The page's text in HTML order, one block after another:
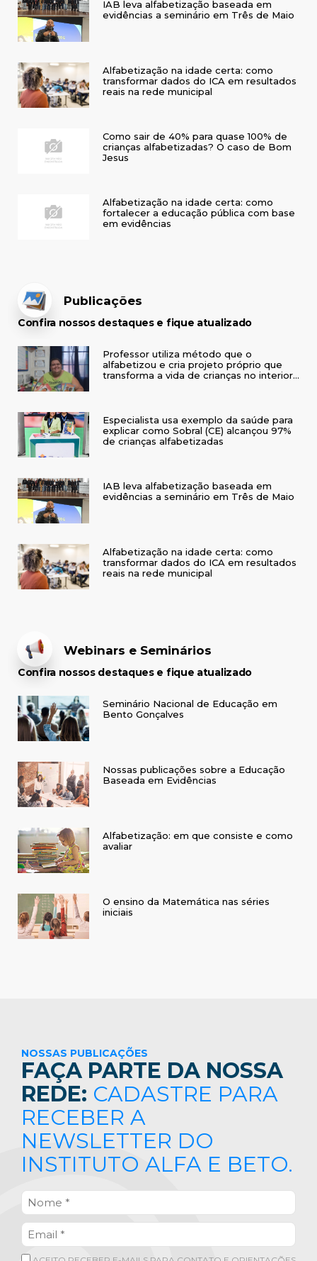
IAB leva alfabetização baseada em
evidências a seminário em Três de Maio
Alfabetização na idade certa: como
transformar dados do ICA em resultados
reais na rede municipal
Como sair de 40% para quase 100% de
crianças alfabetizadas? O caso de Bom
Jesus
Alfabetização na idade certa: como
fortalecer a educação pública com base
em evidências
Publicações
Confira nossos destaques e fique atualizado
Professor utiliza método que o
alfabetizou e cria projeto próprio que
transforma a vida de crianças no interior
Especialista usa exemplo da saúde para
explicar como Sobral (CE) alcançou 97%
de crianças alfabetizadas
IAB leva alfabetização baseada em
evidências a seminário em Três de Maio
Alfabetização na idade certa: como
transformar dados do ICA em resultados
reais na rede municipal
Webinars e Seminários
Confira nossos destaques e fique atualizado
Seminário Nacional de Educação em
Bento Gonçalves
Nossas publicações sobre a Educação
Baseada em Evidências
Alfabetização: em que consiste e como
avaliar
O ensino da Matemática nas séries
iniciais
NOSSAS PUBLICAÇÕES
FAÇA PARTE DA NOSSA
REDE: CADASTRE PARA
RECEBER A
NEWSLETTER DO
INSTITUTO ALFA E BETO.